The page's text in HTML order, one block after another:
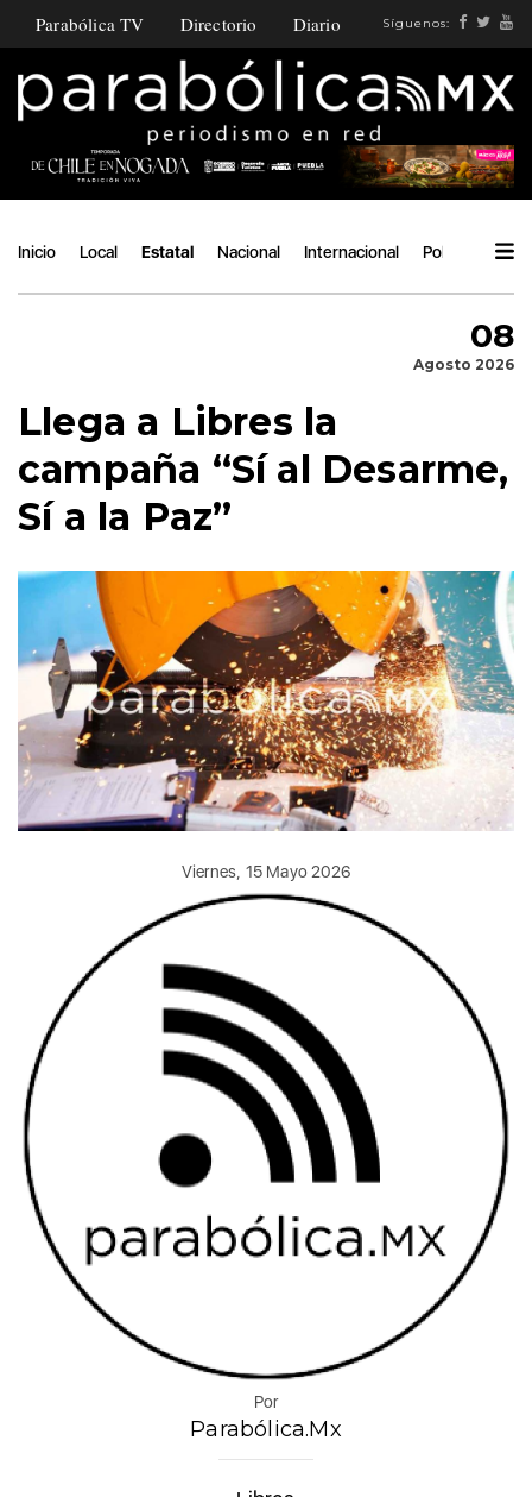
Parabólica TV Directorio Diario Síguenos:
Inicio Local Estatal Nacional Internacional Política
08
Agosto 2026
Llega a Libres la
campaña “Sí al Desarme,
Sí a la Paz”
Viernes, 15 Mayo 2026
Por
Parabólica.Mx